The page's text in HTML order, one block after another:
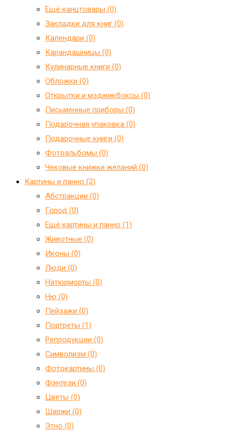
Ещё канцтовары (0)
Закладки для книг (0)
Календари (0)
Карандашницы (0)
Кулинарные книги (0)
Обложки (0)
Открытки и мэджикбоксы (0)
Письменные приборы (0)
Подарочная упаковка (0)
Подарочные книги (0)
Фотоальбомы (0)
Чековые книжки желаний (0)
Картины и панно (2)
Абстракции (0)
Город (0)
Ещё картины и панно (1)
Животные (0)
Иконы (0)
Люди (0)
Натюрморты (0)
Ню (0)
Пейзажи (0)
Портреты (1)
Репродукции (0)
Символизм (0)
Фотокартины (0)
Фэнтези (0)
Цветы (0)
Шаржи (0)
Этно (0)